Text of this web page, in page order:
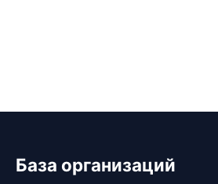
База организаций